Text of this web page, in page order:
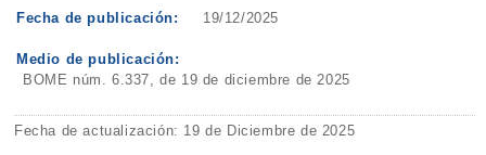
Fecha de publicación: 19/12/2025
Medio de publicación:
BOME núm. 6.337, de 19 de diciembre de 2025
Fecha de actualización: 19 de Diciembre de 2025